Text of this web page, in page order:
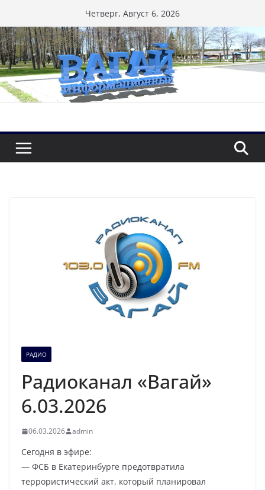
к
содержимому
Четверг, Август 6, 2026
РАДИО
Радиоканал «Вагай»
6.03.2026
06.03.2026 admin
Сегодня в эфире:
— ФСБ в Екатеринбурге предотвратила
террористический акт, который планировал